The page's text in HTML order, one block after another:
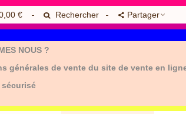
€ Rechercher Partager
NOUS ?
générales de vente du site de vente en
sécurisé